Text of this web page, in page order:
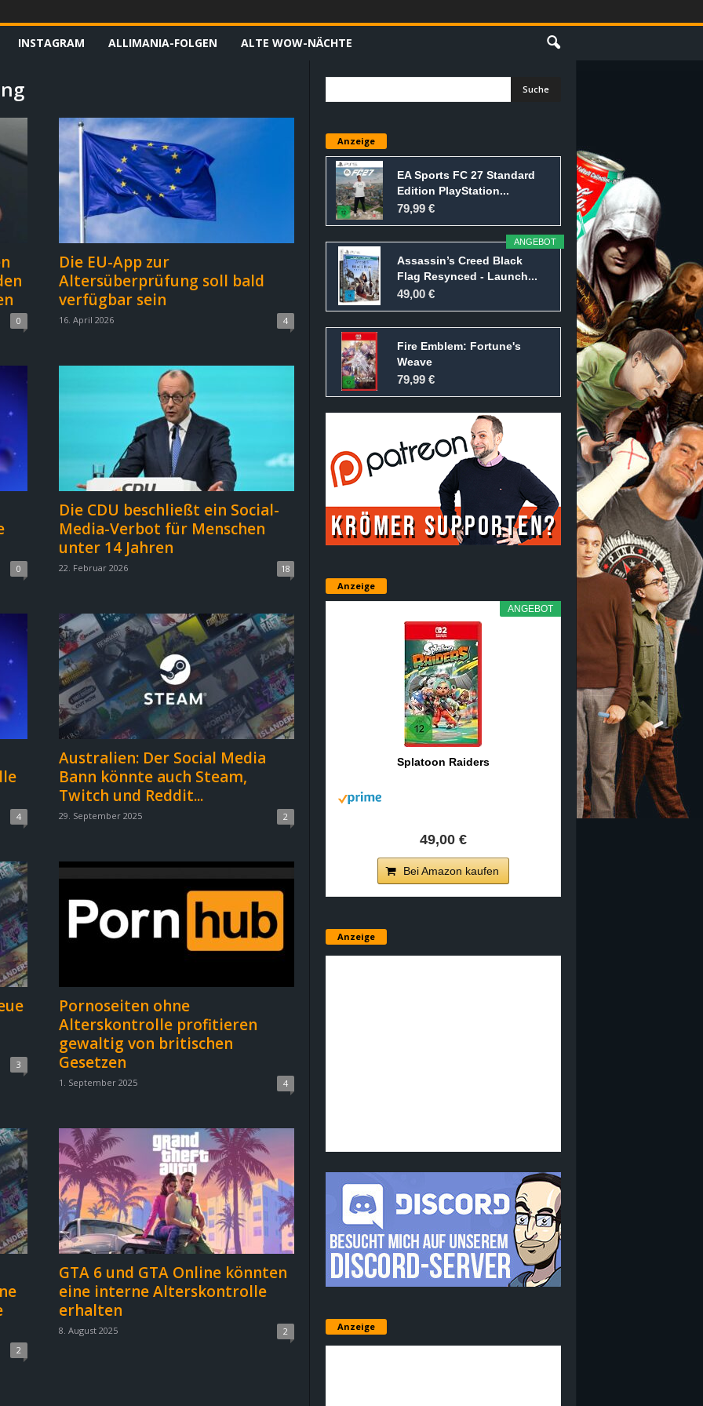
INSTAGRAM ALLIMANIA-FOLGEN ALTE WOW-NÄCHTE
0
Die EU-App zur
Altersüberprüfung soll bald
verfügbar sein
16. April 2026 4
0
Die CDU beschließt ein Social-
Media-Verbot für Menschen
unter 14 Jahren
22. Februar 2026 18
4
Australien: Der Social Media
Bann könnte auch Steam,
Twitch und Reddit...
29. September 2025 2
3
Pornoseiten ohne
Alterskontrolle profitieren
gewaltig von britischen
Gesetzen
1. September 2025 4
2
GTA 6 und GTA Online könnten
eine interne Alterskontrolle
erhalten
8. August 2025 2
Anzeige
EA Sports FC 27 Standard
Edition PlayStation...
79,99 €
ANGEBOT
Assassin’s Creed Black
Flag Resynced - Launch...
49,00 €
Fire Emblem: Fortune's
Weave
79,99 €
Anzeige
ANGEBOT
Splatoon Raiders
49,00 €
Bei Amazon kaufen
Anzeige
Anzeige